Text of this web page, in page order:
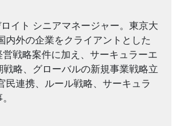
イト シニアマネージャー。東京大
内外の企業をクライアントとした
営戦略案件に加え、サーキュラーエ
略、グローバルの新規事業戦略立
民連携、ルール戦略、サーキュラ